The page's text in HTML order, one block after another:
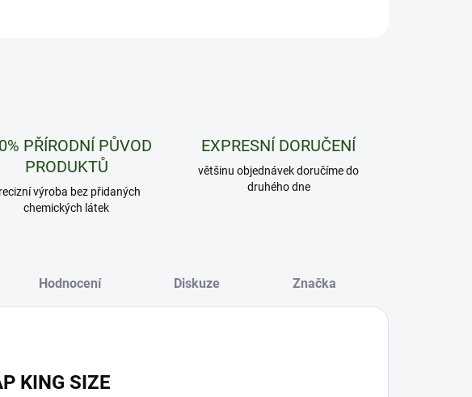
PŘÍRODNÍ PŮVOD
PRODUKTŮ
výroba bez přidaných
chemických látek
EXPRESNÍ DORUČENÍ
většinu objednávek doručíme do
druhého dne
Hodnocení Diskuze Značka
KING SIZE